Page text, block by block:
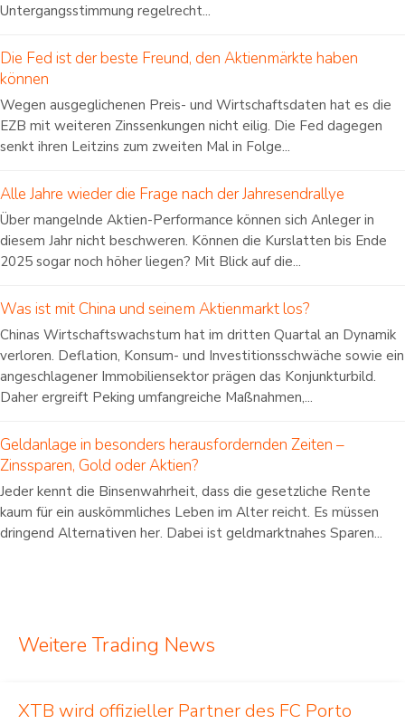
Untergangsstimmung regelrecht...
Die Fed ist der beste Freund, den Aktienmärkte haben
können
Wegen ausgeglichenen Preis- und Wirtschaftsdaten hat es die
EZB mit weiteren Zinssenkungen nicht eilig. Die Fed dagegen
senkt ihren Leitzins zum zweiten Mal in Folge...
Alle Jahre wieder die Frage nach der Jahresendrallye
Über mangelnde Aktien-Performance können sich Anleger in
diesem Jahr nicht beschweren. Können die Kurslatten bis Ende
2025 sogar noch höher liegen? Mit Blick auf die...
Was ist mit China und seinem Aktienmarkt los?
Chinas Wirtschaftswachstum hat im dritten Quartal an Dynamik
verloren. Deflation, Konsum- und Investitionsschwäche sowie ein
angeschlagener Immobiliensektor prägen das Konjunkturbild.
Daher ergreift Peking umfangreiche Maßnahmen,...
Geldanlage in besonders herausfordernden Zeiten –
Zinssparen, Gold oder Aktien?
Jeder kennt die Binsenwahrheit, dass die gesetzliche Rente
kaum für ein auskömmliches Leben im Alter reicht. Es müssen
dringend Alternativen her. Dabei ist geldmarktnahes Sparen...
Weitere Trading News
XTB wird offizieller Partner des FC Porto